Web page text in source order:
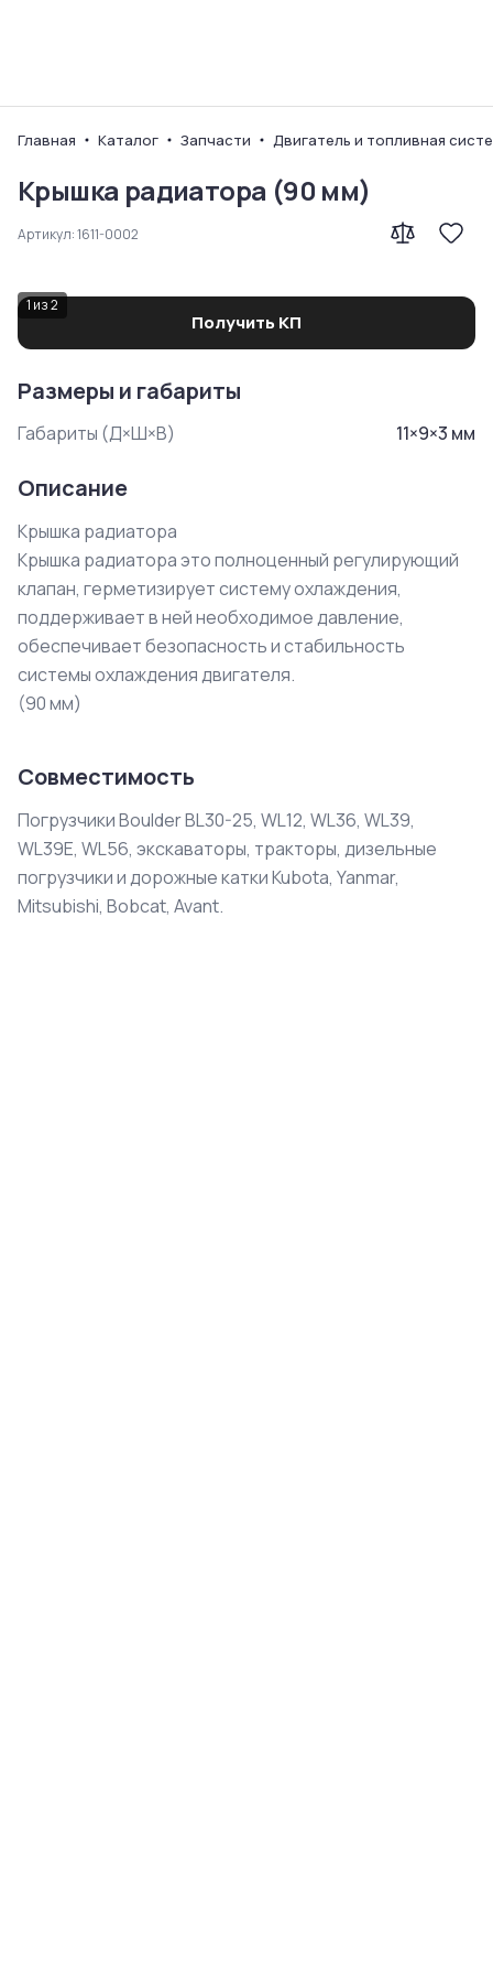
Главная Каталог Запчасти Двигатель и топливная
Крышка радиатора (90 мм)
Артикул:1611-0002
1 из2
Получить КП
Размеры и габариты
Габариты (Д×Ш×В) 11×9×3 мм
Описание
Крышка радиатора
Крышка радиатора это полноценный регулирующий
клапан, герметизирует систему охлаждения,
поддерживает в ней необходимое давление,
обеспечивает безопасность и стабильность
системы охлаждения двигателя.
(90 мм)
Совместимость
Погрузчики Boulder BL30-25, WL12, WL36, WL39,
WL39E, WL56, экскаваторы, тракторы, дизельные
погрузчики и дорожные катки Kubota, Yanmar,
Mitsubishi, Bobcat, Avant.